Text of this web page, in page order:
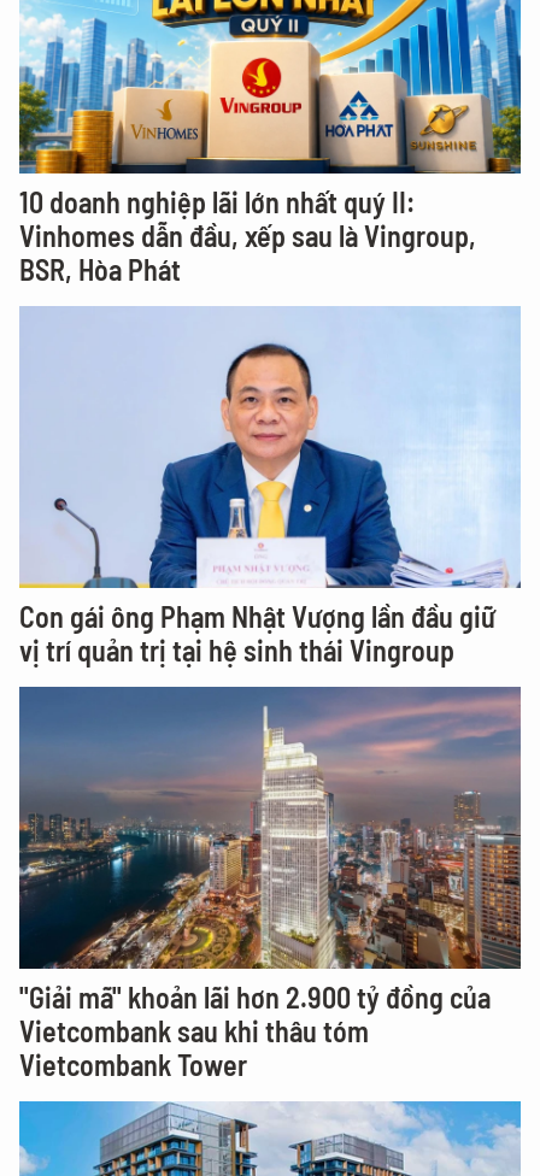
10 doanh nghiệp lãi lớn nhất quý II:
Vinhomes dẫn đầu, xếp sau là Vingroup,
BSR, Hòa Phát
Con gái ông Phạm Nhật Vượng lần đầu giữ
vị trí quản trị tại hệ sinh thái Vingroup
"Giải mã" khoản lãi hơn 2.900 tỷ đồng của
Vietcombank sau khi thâu tóm
Vietcombank Tower